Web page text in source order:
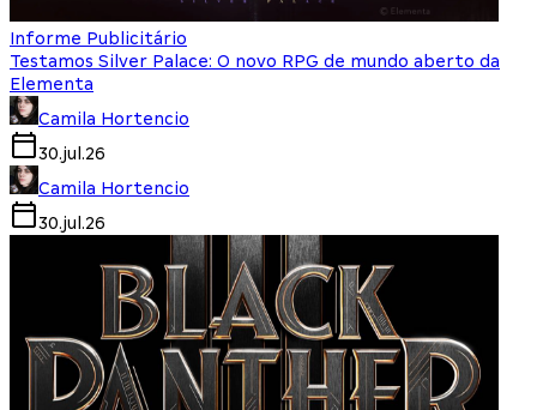
Informe Publicitário
Testamos Silver Palace: O novo RPG de mundo aberto da
Elementa
Camila Hortencio
30.jul.26
Camila Hortencio
30.jul.26